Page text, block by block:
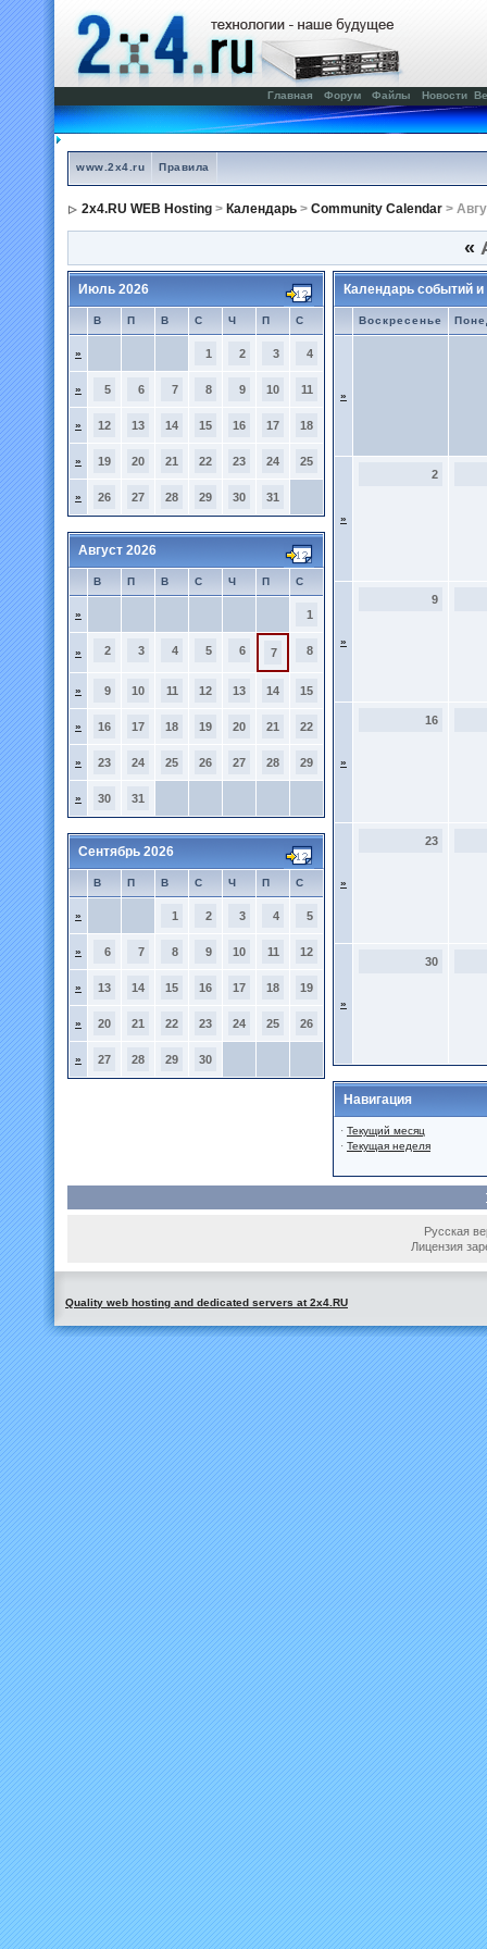
Главная Форум Файлы Новости
www.2x4.ru Правила
2x4.RU WEB Hosting > Календарь > Community Calendar >
«
Июль 2026
В П В С Ч П С
» 1 2 3 4
» 5 6 7 8 9 10 11
» 12 13 14 15 16 17 18
» 19 20 21 22 23 24 25
» 26 27 28 29 30 31
Август 2026
В П В С Ч П С
» 1
» 2 3 4 5 6 7 8
» 9 10 11 12 13 14 15
» 16 17 18 19 20 21 22
» 23 24 25 26 27 28 29
» 30 31
Сентябрь 2026
В П В С Ч П С
» 1 2 3 4 5
» 6 7 8 9 10 11 12
» 13 14 15 16 17 18 19
» 20 21 22 23 24 25 26
» 27 28 29 30
Календарь событий
Воскресенье
»
»
2
»
9
»
16
»
23
»
30
Навигация
· Текущий месяц
· Текущая неделя
Русская
Лицензия
Quality web hosting and dedicated servers at 2x4.RU